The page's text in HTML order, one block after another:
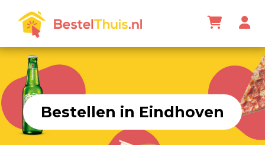
Bestellen in Eindhoven